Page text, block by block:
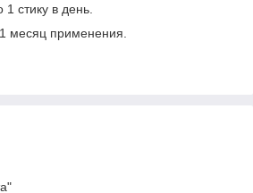
стику в день.
месяц применения.